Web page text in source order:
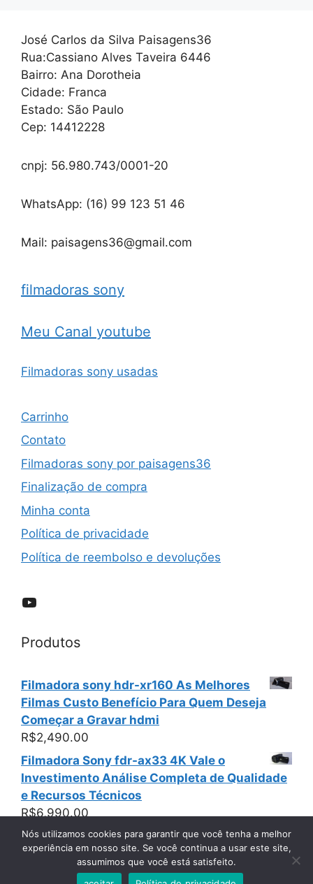
José Carlos da Silva Paisagens36
Rua:Cassiano Alves Taveira 6446
Bairro: Ana Dorotheia
Cidade: Franca
Estado: São Paulo
Cep: 14412228
cnpj: 56.980.743/0001-20
WhatsApp: (16) 99 123 51 46
Mail: paisagens36@gmail.com
filmadoras sony
Meu Canal youtube
Filmadoras sony usadas
Carrinho
Contato
Filmadoras sony por paisagens36
Finalização de compra
Minha conta
Política de privacidade
Política de reembolso e devoluções
YouTube
Produtos
Filmadora sony hdr-xr160 As Melhores
Filmas Custo Benefício Para Quem Deseja
Começar a Gravar hdmi
R$2,490.00
Filmadora Sony fdr-ax33 4K Vale o
Investimento Análise Completa de Qualidade
e Recursos Técnicos
R$6,990.00
© 2026 Filmadoras Usadas Sony Panasonic e Canon
Nós utilizamos cookies para garantir que você tenha a melhor
experiência em nosso site. Se você continua a usar este site,
assumimos que você está satisfeito.